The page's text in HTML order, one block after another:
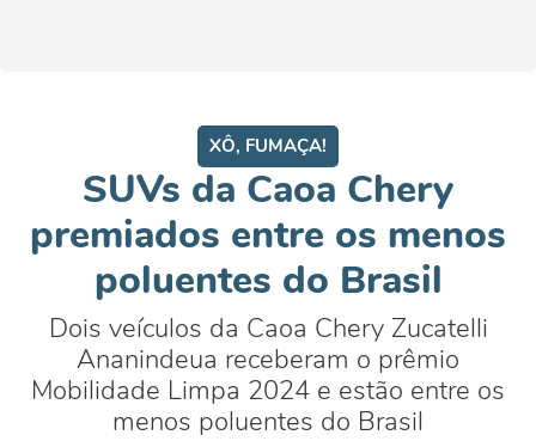
XÔ, FUMAÇA!
SUVs da Caoa Chery
premiados entre os menos
poluentes do Brasil
Dois veículos da Caoa Chery Zucatelli
Ananindeua receberam o prêmio
Mobilidade Limpa 2024 e estão entre os
menos poluentes do Brasil